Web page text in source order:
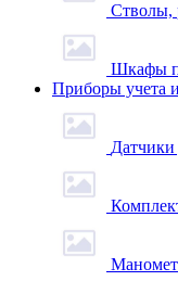
Стволы,
Шкафы
Приборы
Датчики